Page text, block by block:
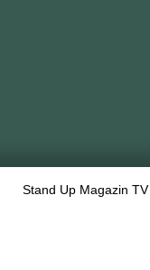
Stand Up Magazin TV